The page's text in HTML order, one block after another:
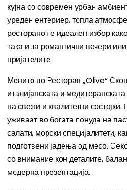
кујна со современ урбан
уреден ентериер, топла
ресторанот е идеален избор
така и за романтични вечери
пријателите.
Менито во Ресторан „Olive“
италијанската и
на свежи и квалитетни состојки.
уживаат во богата понуда на
салати, морски специјалитети,
подготвени јадења од месо.
со внимание кон деталите,
модерна презентација.